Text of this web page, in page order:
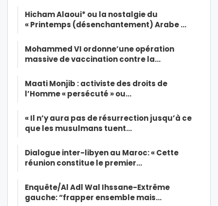
Hicham Alaoui* ou la nostalgie du
« Printemps (désenchantement) Arabe …
Mohammed VI ordonne’une opération
massive de vaccination contre la…
Maati Monjib : activiste des droits de
l’Homme « persécuté » ou…
« Il n’y aura pas de résurrection jusqu’à ce
que les musulmans tuent…
Dialogue inter-libyen au Maroc: « Cette
réunion constitue le premier…
Enquête/Al Adl Wal Ihssane-Extrême
gauche: “frapper ensemble mais…